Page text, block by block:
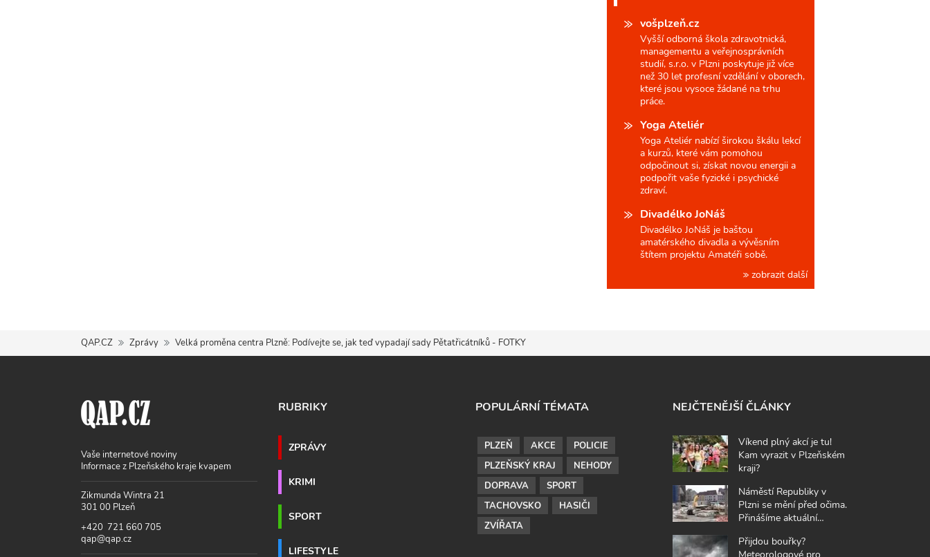
vošplzeň.cz
Vyšší odborná škola zdravotnická,
managementu a veřejnosprávních
studií, s.r.o. v Plzni poskytuje již více
než 30 let profesní vzdělání v oborech,
které jsou vysoce žádané na trhu
práce.
Yoga Ateliér
Yoga Ateliér nabízí širokou škálu lekcí
a kurzů, které vám pomohou
odpočinout si, získat novou energii a
podpořit vaše fyzické i psychické
zdraví.
Divadélko JoNáš
Divadélko JoNáš je baštou
amatérského divadla a vývěsním
štítem projektu Amatéři sobě.
zobrazit další
QAP.CZ Zprávy Velká proměna centra Plzně: Podívejte se, jak teď vypadají sady Pětatřicátníků - FOTKY
Vaše internetové noviny
Informace z Plzeňského kraje kvapem
Zikmunda Wintra 21
301 00 Plzeň
+420 721 660 705
qap@qap.cz
RUBRIKY
ZPRÁVY
KRIMI
SPORT
LIFESTYLE
POPULÁRNÍ TÉMATA
PLZEŇ AKCE
POLICIE
PLZEŇSKÝ KRAJ
NEHODY
DOPRAVA
SPORT
TACHOVSKO
HASIČI
ZVÍŘATA
NEJČTENĚJŠÍ ČLÁNKY
Víkend plný akcí je tu!
Kam vyrazit v Plzeňském
kraji?
Náměstí Republiky v
Plzni se mění před očima.
Přinášíme aktuální
Přijdou bouřky?
Meteorologové pro